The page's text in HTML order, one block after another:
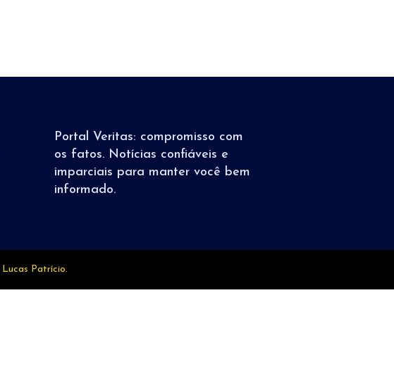
Portal Veritas: compromisso com
os fatos. Notícias confiáveis e
imparciais para manter você bem
informado.
Lucas Patrício.